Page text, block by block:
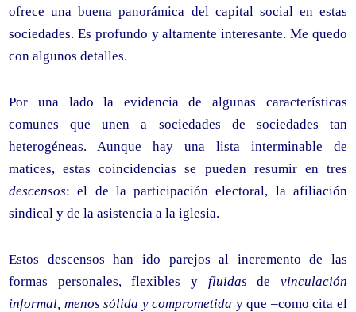
ofrece una buena panorámica del capital social en estas
sociedades. Es profundo y altamente interesante. Me quedo
con algunos detalles.
Por una lado la evidencia de algunas características
comunes que unen a sociedades de sociedades tan
heterogéneas. Aunque hay una lista interminable de
matices, estas coincidencias se pueden resumir en tres
descensos: el de la participación electoral, la afiliación
sindical y de la asistencia a la iglesia.
Estos descensos han ido parejos al incremento de las
formas personales, flexibles y fluidas de vinculación
informal, menos sólida y comprometida y que –como cita el